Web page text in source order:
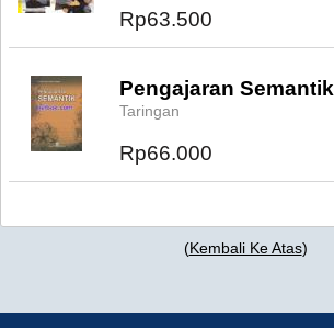
Rp63.500
Pengajaran Semantik
Taringan
Rp66.000
(Kembali Ke Atas)